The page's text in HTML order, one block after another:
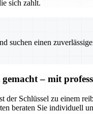
sich zahlt.
suchen einen
– mit
der Schlüssel zu einem
beraten Sie individuell